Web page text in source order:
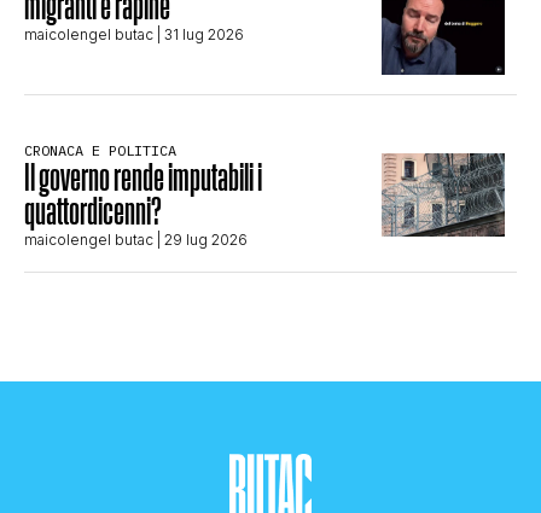
maicolengel butac | 31 lug 2026
CRONACA E POLITICA
Il governo rende imputabili i
quattordicenni?
maicolengel butac | 29 lug 2026